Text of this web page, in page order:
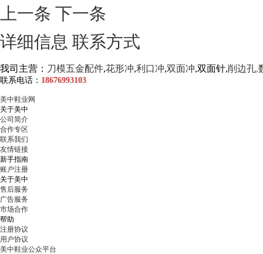
上一条 下一条
详细信息 联系方式
我司主营： 刀模五金配件,花形冲,利口冲,双面冲,双面针,削边孔,
联系电话： 18676993103
美中鞋业网
关于美中
公司简介
合作专区
联系我们
友情链接
新手指南
账户注册
关于美中
售后服务
广告服务
市场合作
帮助
注册协议
用户协议
美中鞋业公众平台